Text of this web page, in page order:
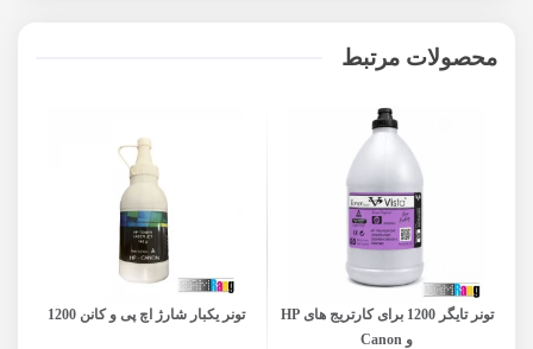
محصولات مرتبط
تونر تایگر 1200 برای کارتریج های HP
و Canon
تونر یکبار شارژ اچ پی و کانن 1200